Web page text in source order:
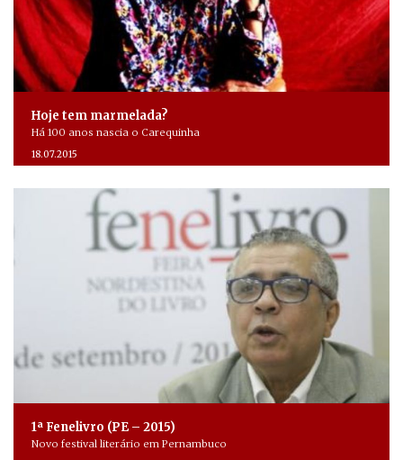
Hoje tem marmelada?
Há 100 anos nascia o Carequinha
18.07.2015
1ª Fenelivro (PE – 2015)
Novo festival literário em Pernambuco